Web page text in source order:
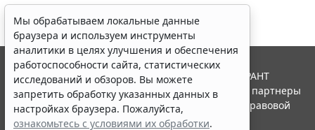
Мы обрабатываем локальные данные
браузера и используем инструменты
аналитики в целях улучшения и обеспечения
работоспособности сайта, статистических
исследований и обзоров. Вы можете
запретить обработку указанных данных в
настройках браузера. Пожалуйста,
ознакомьтесь с условиями их обработки.
© ООО "НПП "ГАРАНТ-СЕРВИС", 2026. Система ГАРАНТ
выпускается с 1990 года. Компания "Гарант" и ее партнеры
являются участниками Российской ассоциации правовой
информации ГАРАНТ.